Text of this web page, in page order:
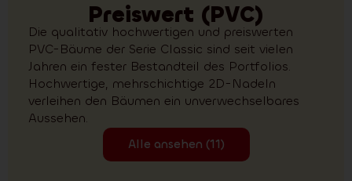
Preiswert (PVC)
Die qualitativ hochwertigen und preiswerten
PVC-Bäume der Serie Classic sind seit vielen
Jahren ein fester Bestandteil des Portfolios.
Hochwertige, mehrschichtige 2D-Nadeln
verleihen den Bäumen ein unverwechselbares
Aussehen.
Alle ansehen (11)